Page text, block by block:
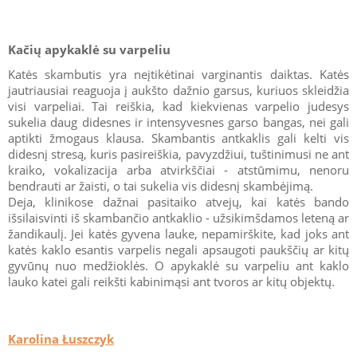
Kačių apykaklė su varpeliu
Katės skambutis yra neįtikėtinai varginantis daiktas. Katės
jautriausiai reaguoja į aukšto dažnio garsus, kuriuos skleidžia
visi varpeliai. Tai reiškia, kad kiekvienas varpelio judesys
sukelia daug didesnes ir intensyvesnes garso bangas, nei gali
aptikti žmogaus klausa. Skambantis antkaklis gali kelti vis
didesnį stresą, kuris pasireiškia, pavyzdžiui, tuštinimusi ne ant
kraiko, vokalizacija arba atvirkščiai - atstūmimu, nenoru
bendrauti ar žaisti, o tai sukelia vis didesnį skambėjimą.
Deja, klinikose dažnai pasitaiko atvejų, kai katės bando
išsilaisvinti iš skambančio antkaklio - užsikimšdamos leteną ar
žandikaulį. Jei katės gyvena lauke, nepamirškite, kad joks ant
katės kaklo esantis varpelis negali apsaugoti paukščių ar kitų
gyvūnų nuo medžioklės. O apykaklė su varpeliu ant kaklo
lauko katei gali reikšti kabinimąsi ant tvoros ar kitų objektų.
Karolina Łuszczyk